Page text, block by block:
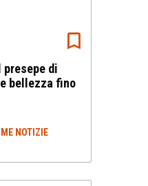
presepe di
bellezza fino
NOTIZIE